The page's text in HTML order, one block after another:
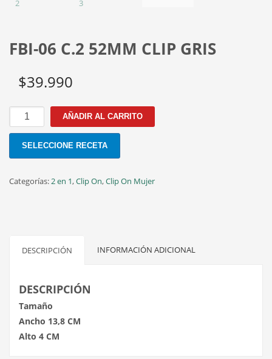
FBI-06 C.2 52MM CLIP GRIS
$39.990
06
GRIS
AÑADIR AL CARRITO
SELECCIONE RECETA
Categorías:2 en 1,Clip On,Clip On Mujer
DESCRIPCIÓN INFORMACIÓN ADICIONAL
DESCRIPCIÓN
Tamaño
Ancho 13,8 CM
Alto 4 CM